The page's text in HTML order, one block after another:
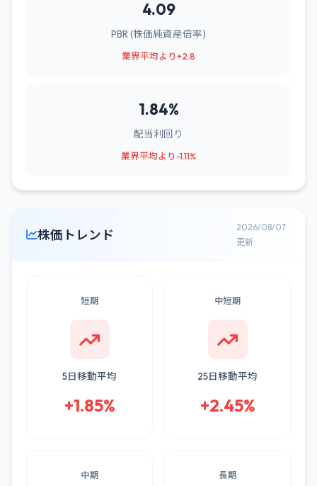
4.09
PBR (株価純資産倍率)
業界平均より+2.8
1.84%
配当利回り
業界平均より-1.11%
株価トレンド
2026/08/07
更新
短期
5日移動平均
+1.85%
中短期
25日移動平均
+2.45%
中期 長期